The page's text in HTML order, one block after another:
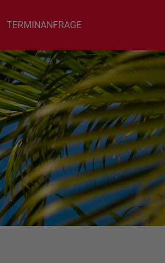
TERMINANFRAGE